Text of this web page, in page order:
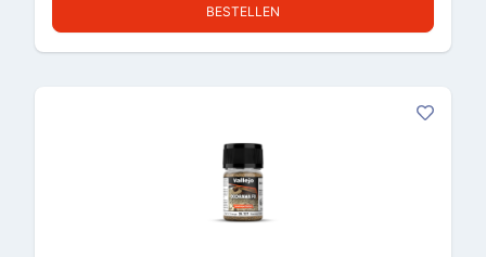
BESTELLEN